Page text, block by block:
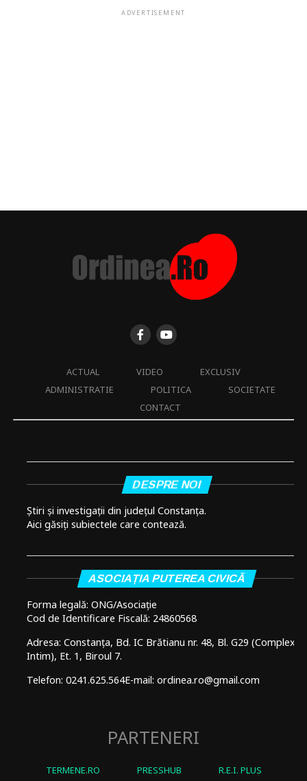
ADVERTISEMENT
ACTUAL VIDEO
EXCLUSIV
ADMINISTRATIE
POLITICA
SOCIETATE
CONTACT
DESPRE NOI
Știri și investigații din județul Constanța.
Aici găsiți subiectele care contează.
ASOCIAȚIA PUTEREA CIVICĂ
Forma legală: ONG/Asociație
Cod de Identificare Fiscală: 24860568
Adresa: Constanța, Bd. IC Brătianu nr. 48, Bl. G29 (Complex
Intim), Et. 1, Biroul 7.
Telefon: 0241.625.564E-mail: ordinea.ro@gmail.com
PARTENERI
TERMENE.RO PRESSHUB R.E.I. PLUS